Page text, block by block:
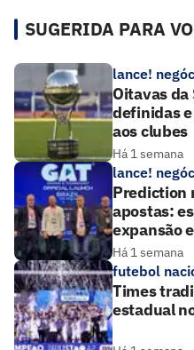
SUGERIDA PARA
lance!
Oitavas
definidas
aos clubes
Há 1 semana
lance!
Prediction
apostas:
expansão
Há 1 semana
futebol
Times
estadual